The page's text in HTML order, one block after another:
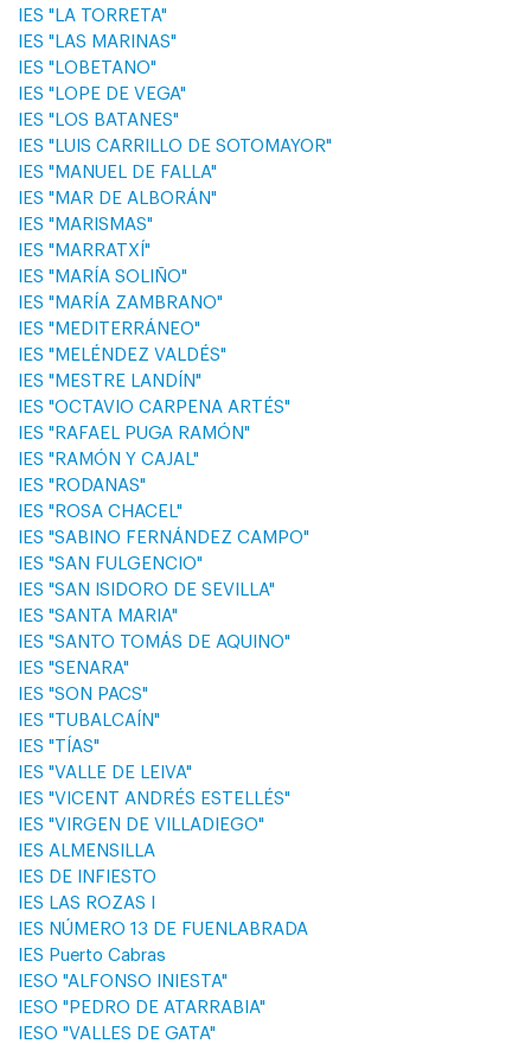
IES "LA TORRETA"
IES "LAS MARINAS"
IES "LOBETANO"
IES "LOPE DE VEGA"
IES "LOS BATANES"
IES "LUIS CARRILLO DE SOTOMAYOR"
IES "MANUEL DE FALLA"
IES "MAR DE ALBORÁN"
IES "MARISMAS"
IES "MARRATXÍ"
IES "MARÍA SOLIÑO"
IES "MARÍA ZAMBRANO"
IES "MEDITERRÁNEO"
IES "MELÉNDEZ VALDÉS"
IES "MESTRE LANDÍN"
IES "OCTAVIO CARPENA ARTÉS"
IES "RAFAEL PUGA RAMÓN"
IES "RAMÓN Y CAJAL"
IES "RODANAS"
IES "ROSA CHACEL"
IES "SABINO FERNÁNDEZ CAMPO"
IES "SAN FULGENCIO"
IES "SAN ISIDORO DE SEVILLA"
IES "SANTA MARIA"
IES "SANTO TOMÁS DE AQUINO"
IES "SENARA"
IES "SON PACS"
IES "TUBALCAÍN"
IES "TÍAS"
IES "VALLE DE LEIVA"
IES "VICENT ANDRÉS ESTELLÉS"
IES "VIRGEN DE VILLADIEGO"
IES ALMENSILLA
IES DE INFIESTO
IES LAS ROZAS I
IES NÚMERO 13 DE FUENLABRADA
IES Puerto Cabras
IESO "ALFONSO INIESTA"
IESO "PEDRO DE ATARRABIA"
IESO "VALLES DE GATA"